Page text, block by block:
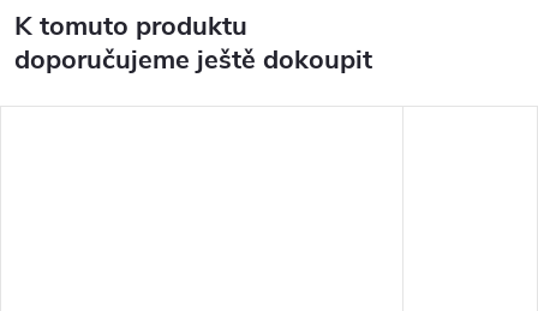
K tomuto produktu
doporučujeme ještě dokoupit